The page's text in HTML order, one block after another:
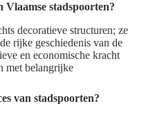
Vlaamse stadspoorten?
decoratieve structuren; ze
rijke geschiedenis van de
en economische kracht
met belangrijke
van stadspoorten?